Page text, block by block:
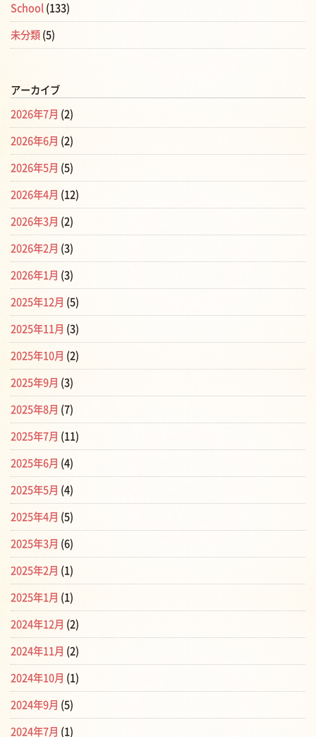
School (133)
未分類 (5)
アーカイブ
2026年7月 (2)
2026年6月 (2)
2026年5月 (5)
2026年4月 (12)
2026年3月 (2)
2026年2月 (3)
2026年1月 (3)
2025年12月 (5)
2025年11月 (3)
2025年10月 (2)
2025年9月 (3)
2025年8月 (7)
2025年7月 (11)
2025年6月 (4)
2025年5月 (4)
2025年4月 (5)
2025年3月 (6)
2025年2月 (1)
2025年1月 (1)
2024年12月 (2)
2024年11月 (2)
2024年10月 (1)
2024年9月 (5)
2024年7月 (1)